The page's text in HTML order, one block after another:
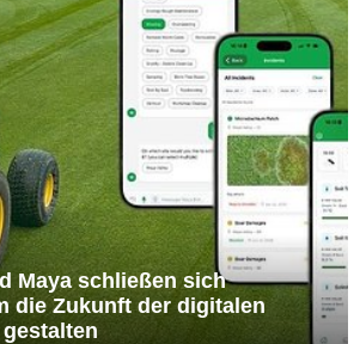
Maya schließen sich
die Zukunft der digitalen